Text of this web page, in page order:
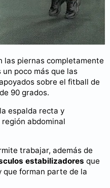
las piernas completamente
poco más que las
sobre el fitball de
90 grados.
espalda recta y
abdominal
trabajar, además de
estabilizadores que
que forman parte de la